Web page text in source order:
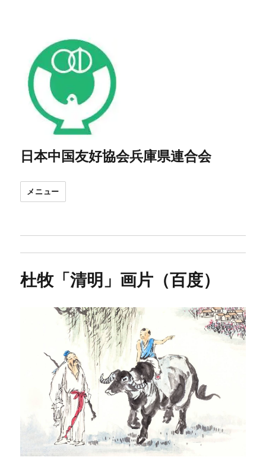
日本中国友好協会兵庫県連合会
メニュー
杜牧「清明」画片（百度）